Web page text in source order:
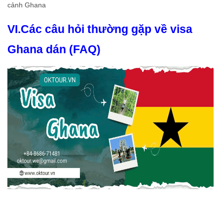
cảnh Ghana
VI.Các câu hỏi thường gặp về visa
Ghana dán (FAQ)